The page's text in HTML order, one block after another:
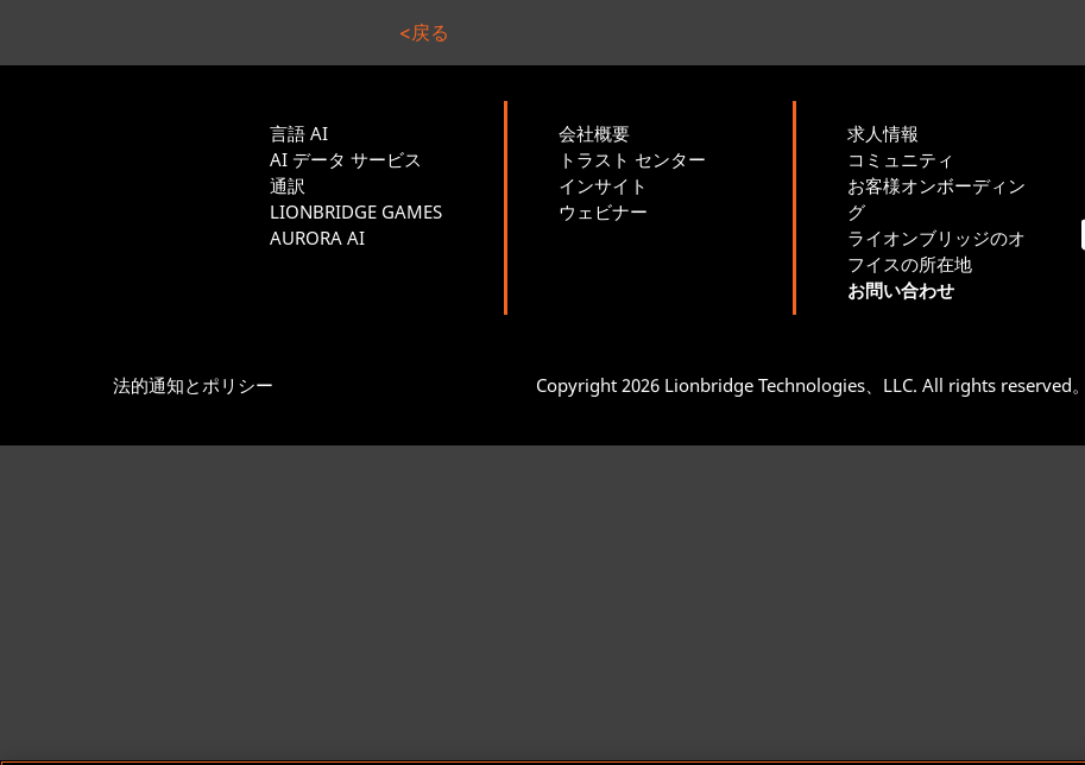
<戻る
言語 AI
AI データ サービス
通訳
LIONBRIDGE GAMES
AURORA AI
会社概要
トラスト センター
インサイト
ウェビナー
求人情報
コミュニティ
お客様オンボーディン
グ
ライオンブリッジのオ
フイスの所在地
お問い合わせ
法的通知とポリシー Copyright 2026 Lionbridge Technologies、LLC. All rights reserved。